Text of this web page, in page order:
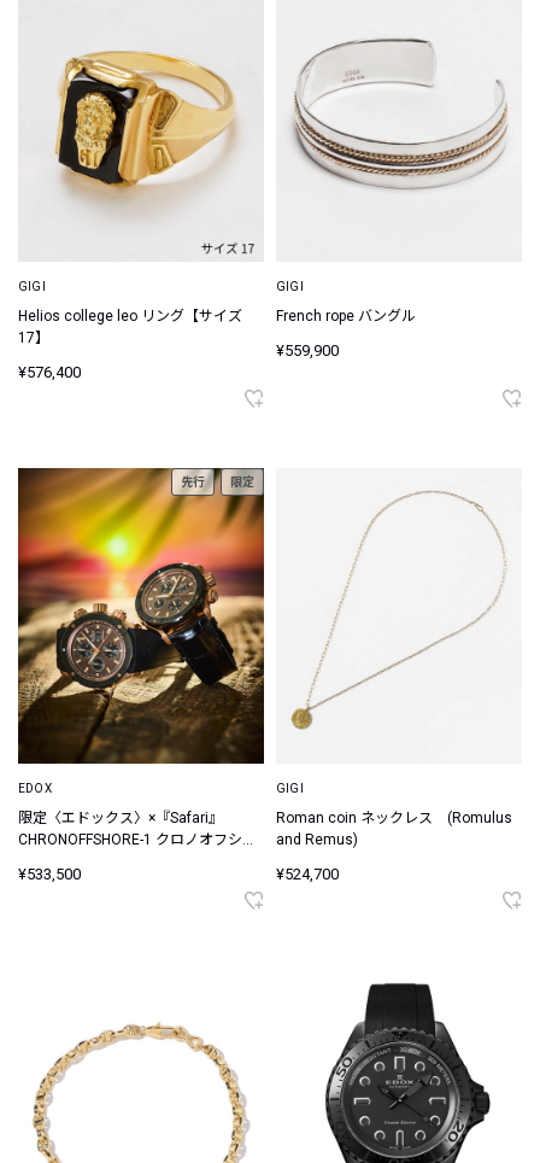
GIGI
Helios college leo リング【サイズ
17】
¥576,400
GIGI
French rope バングル
¥559,900
先行 限定
EDOX
限定〈エドックス〉×『Safari』
CHRONOFFSHORE-1 クロノオフショ
サンセット スペシャルエディション
¥533,500
GIGI
Roman coin ネックレス (Romulus
and Remus)
¥524,700